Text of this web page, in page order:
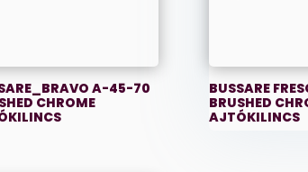
A-45-70
CHROME
BUSSARE
BRUSHED
AJTÓKILINCS